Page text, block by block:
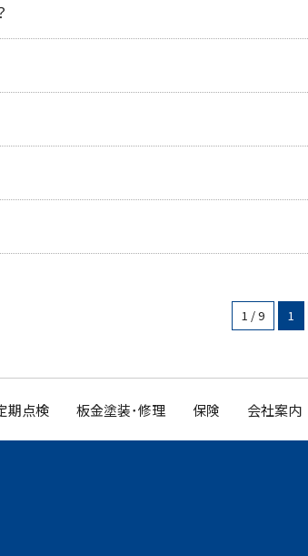
1 / 9 1
期点検 板金塗装･修理 保険 会社案内